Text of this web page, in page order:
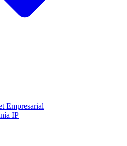
Empresarial
IP